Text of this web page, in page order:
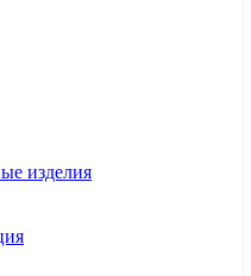
изделия